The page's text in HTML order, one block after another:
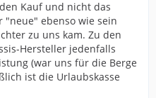
Kauf und nicht das
"neue" ebenso wie sein
zu uns kam. Zu den
Hersteller jedenfalls
(war uns für die Berge
ist die Urlaubskasse